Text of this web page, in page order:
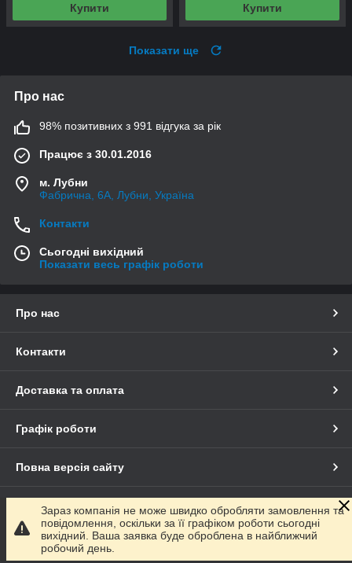
Купити Купити
Показати ще
Про нас
98% позитивних з 991 відгука за рік
Працює з 30.01.2016
м. Лубни
Фабрична, 6А, Лубни, Україна
Контакти
Сьогодні вихідний
Показати весь графік роботи
Про нас
Контакти
Доставка та оплата
Графік роботи
Повна версія сайту
Сайт створено на маркетплейсі Prom.ua
Політика конфіденційності
Зараз компанія не може швидко обробляти замовлення та
повідомлення, оскільки за її графіком роботи сьогодні
вихідний. Ваша заявка буде оброблена в найближчий
робочий день.